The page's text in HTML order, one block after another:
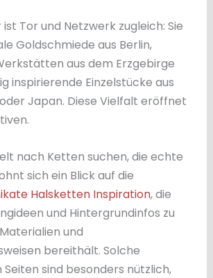
Tor und Netzwerk zugleich: Sie
Goldschmiede aus Berlin,
aus dem Erzgebirge
inspirierende Einzelstücke aus
Japan. Diese Vielfalt eröffnet
nach Ketten suchen, die echte
sich ein Blick auf die
Halsketten Inspiration, die
und Hintergrundinfos zu
und
bereithält. Solche
sind besonders nützlich,